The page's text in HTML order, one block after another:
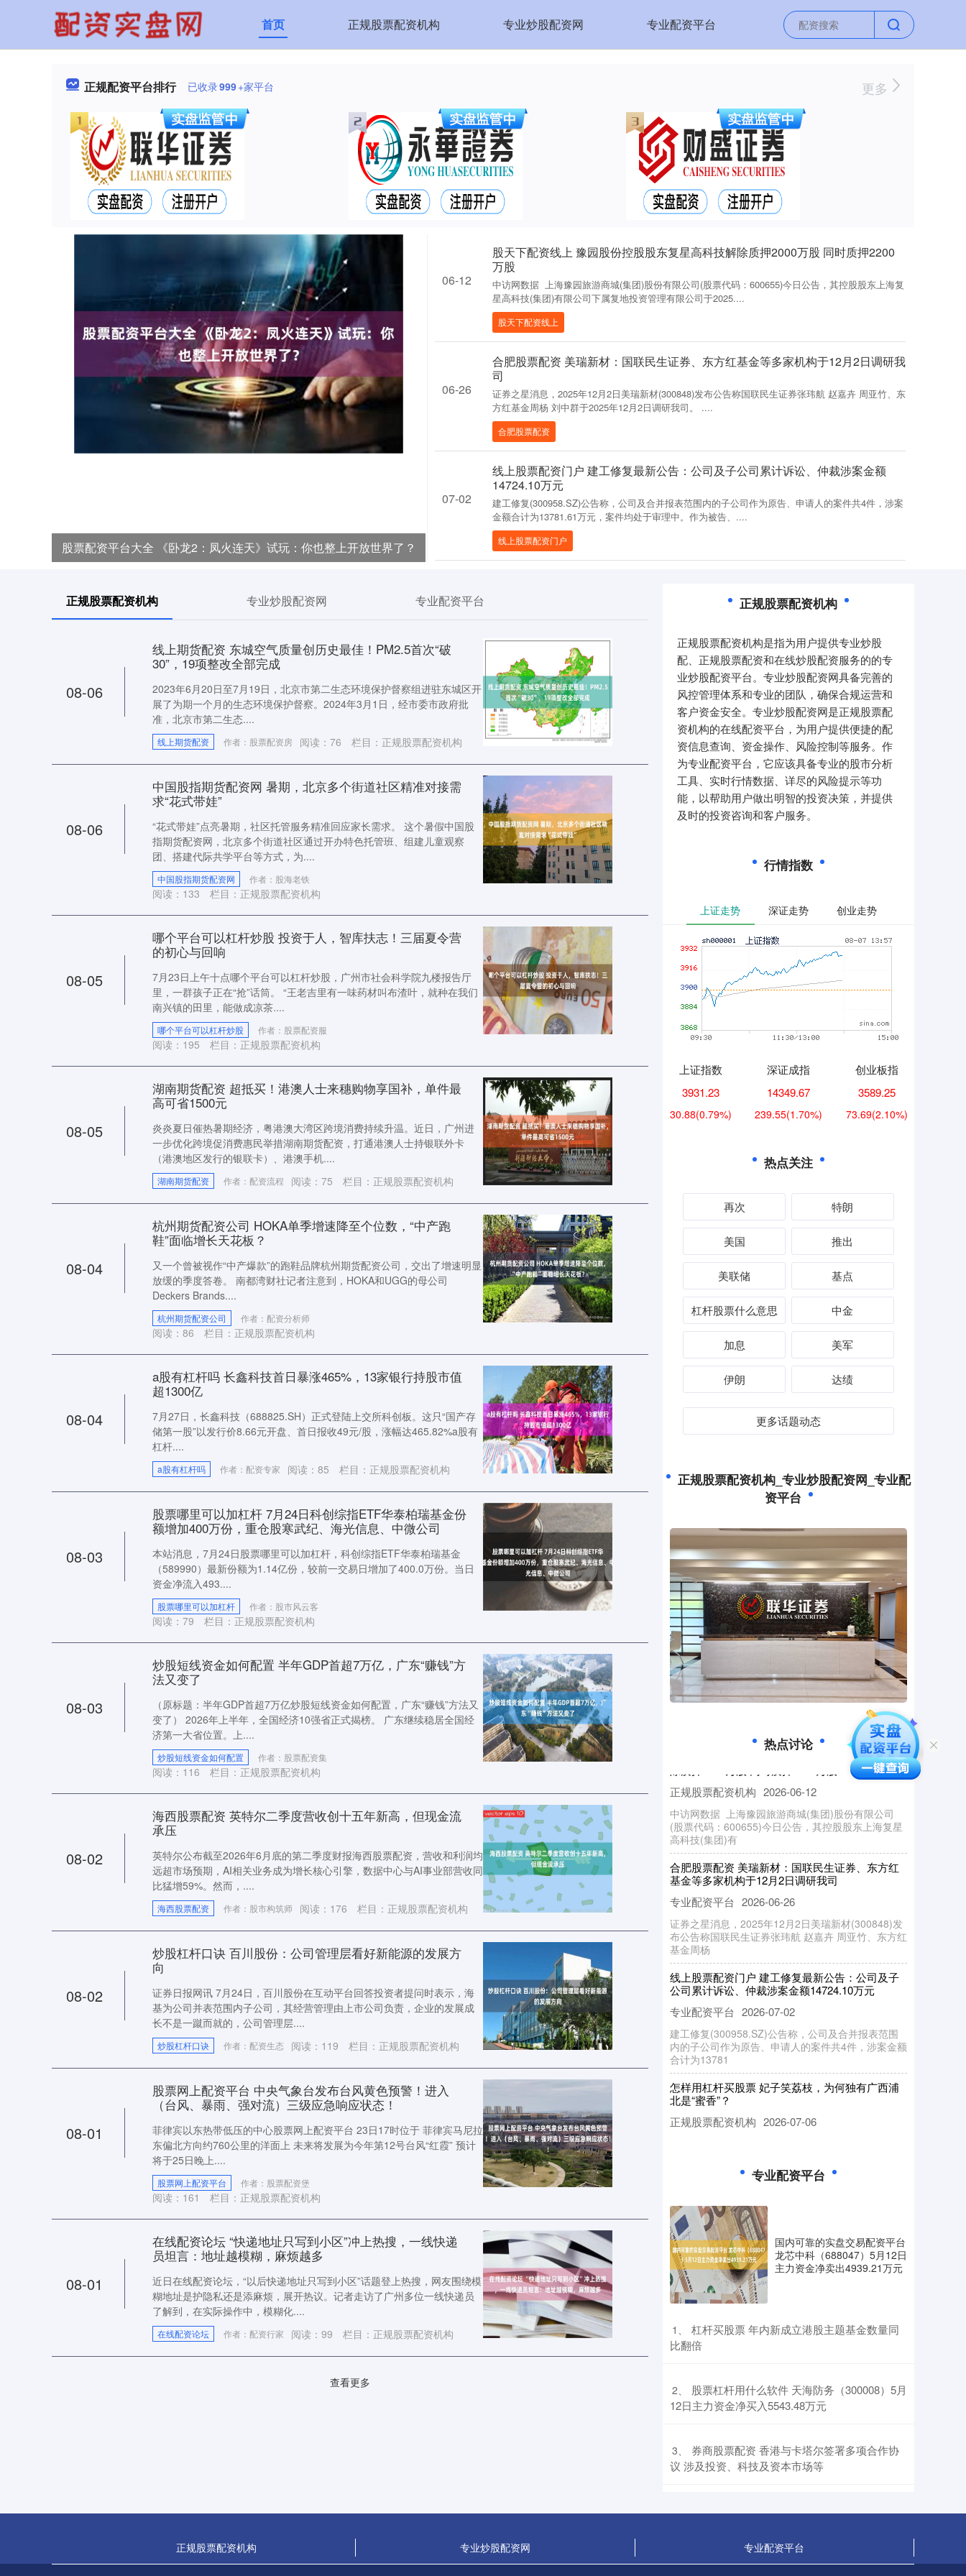
首页 正规股票配资机构 专业炒股配资网 专业配资平台
正规配资平台排行 已收录999+家平台 更多
股票配资平台大全 《卧龙2：凤火连天》试玩：你也整上开放世界了？
股天下配资线上 豫园股份控股股东复星高科技解除质押2000万股 同时质押2200
万股
中访网数据 上海豫园旅游商城(集团)股份有限公司(股票代码：600655)今日公告，其控股股东上海复
星高科技(集团)有限公司下属复地投资管理有限公司于2025....
股天下配资线上
06-12
合肥股票配资 美瑞新材：国联民生证券、东方红基金等多家机构于12月2日调研我
司
证券之星消息，2025年12月2日美瑞新材(300848)发布公告称国联民生证券张玮航 赵嘉卉 周亚竹、东
方红基金周杨 刘中群于2025年12月2日调研我司。 ....
合肥股票配资
06-26
线上股票配资门户 建工修复最新公告：公司及子公司累计诉讼、仲裁涉案金额
14724.10万元
建工修复(300958.SZ)公告称，公司及合并报表范围内的子公司作为原告、申请人的案件共4件，涉案
金额合计为13781.61万元，案件均处于审理中。作为被告、....
线上股票配资门户
07-02
正规股票配资机构 专业炒股配资网 专业配资平台
08-06
线上期货配资 东城空气质量创历史最佳！PM2.5首次“破
30”，19项整改全部完成
2023年6月20日至7月19日，北京市第二生态环境保护督察组进驻东城区开
展了为期一个月的生态环境保护督察。2024年3月1日，经市委市政府批
准，北京市第二生态....
线上期货配资 作者：股票配资房 阅读： 76 栏目： 正规股票配资机构
08-06
中国股指期货配资网 暑期，北京多个街道社区精准对接需
求“花式带娃”
“花式带娃”点亮暑期，社区托管服务精准回应家长需求。 这个暑假中国股
指期货配资网，北京多个街道社区通过开办特色托管班、组建儿童观察
团、搭建代际共学平台等方式，为....
中国股指期货配资网 作者：股海老铁
阅读： 133 栏目： 正规股票配资机构
08-05
哪个平台可以杠杆炒股 投资于人，智库扶志！三届夏令营
的初心与回响
7月23日上午十点哪个平台可以杠杆炒股，广州市社会科学院九楼报告厅
里，一群孩子正在“抢”话筒。 “王老吉里有一味药材叫布渣叶，就种在我们
南兴镇的田里，能做成凉茶....
哪个平台可以杠杆炒股 作者：股票配资服
阅读： 195 栏目： 正规股票配资机构
08-05
湖南期货配资 超抵买！港澳人士来穗购物享国补，单件最
高可省1500元
炎炎夏日催热暑期经济，粤港澳大湾区跨境消费持续升温。近日，广州进
一步优化跨境促消费惠民举措湖南期货配资，打通港澳人士持银联外卡
（港澳地区发行的银联卡）、港澳手机....
湖南期货配资 作者：配资流程 阅读： 75 栏目： 正规股票配资机构
08-04
杭州期货配资公司 HOKA单季增速降至个位数，“中产跑
鞋”面临增长天花板？
又一个曾被视作“中产爆款”的跑鞋品牌杭州期货配资公司，交出了增速明显
放缓的季度答卷。 南都湾财社记者注意到，HOKA和UGG的母公司
Deckers Brands....
杭州期货配资公司 作者：配资分析师
阅读： 86 栏目： 正规股票配资机构
08-04
a股有杠杆吗 长鑫科技首日暴涨465%，13家银行持股市值
超1300亿
7月27日，长鑫科技（688825.SH）正式登陆上交所科创板。这只“国产存
储第一股”以发行价8.66元开盘、首日报收49元/股，涨幅达465.82%a股有
杠杆....
a股有杠杆吗 作者：配资专家 阅读： 85 栏目： 正规股票配资机构
08-03
股票哪里可以加杠杆 7月24日科创综指ETF华泰柏瑞基金份
额增加400万份，重仓股寒武纪、海光信息、中微公司
本站消息，7月24日股票哪里可以加杠杆，科创综指ETF华泰柏瑞基金
（589990）最新份额为1.14亿份，较前一交易日增加了400.0万份。当日
资金净流入493....
股票哪里可以加杠杆 作者：股市风云客
阅读： 79 栏目： 正规股票配资机构
08-03
炒股短线资金如何配置 半年GDP首超7万亿，广东“赚钱”方
法又变了
（原标题：半年GDP首超7万亿炒股短线资金如何配置，广东“赚钱”方法又
变了） 2026年上半年，全国经济10强省正式揭榜。 广东继续稳居全国经
济第一大省位置。上....
炒股短线资金如何配置 作者：股票配资集
阅读： 116 栏目： 正规股票配资机构
08-02
海西股票配资 英特尔二季度营收创十五年新高，但现金流
承压
英特尔公布截至2026年6月底的第二季度财报海西股票配资，营收和利润均
远超市场预期，AI相关业务成为增长核心引擎，数据中心与AI事业部营收同
比猛增59%。然而，....
海西股票配资 作者：股市构筑师 阅读： 176 栏目： 正规股票配资机构
08-02
炒股杠杆口诀 百川股份：公司管理层看好新能源的发展方
向
证券日报网讯 7月24日，百川股份在互动平台回答投资者提问时表示，海
基为公司并表范围内子公司，其经营管理由上市公司负责，企业的发展成
长不是一蹴而就的，公司管理层....
炒股杠杆口诀 作者：配资生态 阅读： 119 栏目： 正规股票配资机构
08-01
股票网上配资平台 中央气象台发布台风黄色预警！进入
（台风、暴雨、强对流）三级应急响应状态！
菲律宾以东热带低压的中心股票网上配资平台 23日17时位于 菲律宾马尼拉
东偏北方向约760公里的洋面上 未来将发展为今年第12号台风“红霞” 预计
将于25日晚上....
股票网上配资平台 作者：股票配资堡
阅读： 161 栏目： 正规股票配资机构
08-01
在线配资论坛 “快递地址只写到小区”冲上热搜，一线快递
员坦言：地址越模糊，麻烦越多
近日在线配资论坛，“以后快递地址只写到小区”话题登上热搜，网友围绕模
糊地址是护隐私还是添麻烦，展开热议。记者走访了广州多位一线快递员
了解到，在实际操作中，模糊化....
在线配资论坛 作者：配资行家 阅读： 99 栏目： 正规股票配资机构
查看更多
正规股票配资机构
正规股票配资机构是指为用户提供专业炒股
配、正规股票配资和在线炒股配资服务的的专
业炒股配资平台。专业炒股配资网具备完善的
风控管理体系和专业的团队，确保合规运营和
客户资金安全。专业炒股配资网是正规股票配
资机构的在线配资平台，为用户提供便捷的配
资信息查询、资金操作、风险控制等服务。作
为专业配资平台，它应该具备专业的股市分析
工具、实时行情数据、详尽的风险提示等功
能，以帮助用户做出明智的投资决策，并提供
及时的投资咨询和客户服务。
行情指数
上证走势 深证走势 创业走势
上证指数
3931.23
30.88(0.79%)
深证成指
14349.67
239.55(1.70%)
创业板指
3589.25
73.69(2.10%)
热点关注
再次 特朗
美国 推出
美联储 基点
杠杆股票什么意思 中金
加息 美军
伊朗 达绩
更多话题动态
正规股票配资机构_专业炒股配资网_专业配
资平台
热点讨论
杠杆炒股的首选 港股概念追踪|光伏厂家减产挺价
市场关注产能出清及上游去库进度（附概念股）
正规股票配资机构
据《人民财讯》记者注意到，当日有传闻称，业内正
计划由硅料行业排名前六厂商来收购剩余所有硅料产
股天下配资线上 豫园股份控股股东复星高科技解
除质押2000万股 同时质押2200万股
正规股票配资机构
2026-06-12
中访网数据 上海豫园旅游商城(集团)股份有限公司
(股票代码：600655)今日公告，其控股股东上海复星
高科技(集团)有
合肥股票配资 美瑞新材：国联民生证券、东方红
基金等多家机构于12月2日调研我司
专业配资平台 2026-06-26
证券之星消息，2025年12月2日美瑞新材(300848)发
布公告称国联民生证券张玮航 赵嘉卉 周亚竹、东方红
基金周杨
线上股票配资门户 建工修复最新公告：公司及子
公司累计诉讼、仲裁涉案金额14724.10万元
专业配资平台
2026-07-02
建工修复(300958.SZ)公告称，公司及合并报表范围
内的子公司作为原告、申请人的案件共4件，涉案金额
合计为13781
怎样用杠杆买股票 ​妃子笑荔枝，为何独有广西浦
北是“蜜香”？
正规股票配资机构
4月的广西浦北，白石水镇的荔枝林里，妃子笑幼果还
正规配资网址 6月11日投资避雷针：此前13天8板
正规股票配资机构 2026-07-13
导读：财联社6月11日投资避雷针正规配资网址，近
日A股及海外市场潜在风险事件如下。国内经济信息
方面包括：1)上市猪企量增
期货配资 股票配资 618消费变局：当“热爱”驱动下
单，AI成为新入口
专业配资平台 2026-07-23
当618大促从“年度盛宴”沉淀为“日常节奏”，消费者正
股票配资平台大全 《卧龙2：凤火连天》试玩：你
也整上开放世界了？
《卧龙2：凤火连天》大概是我这次游先看最期待的游
戏之一。《卧龙1》发售后股票配资平台大全，我第一
专业配资平台
国内可靠的实盘交易配资平台
龙芯中科（688047）5月12日
主力资金净卖出4939.21万元
1、
​杠杆买股票 年内新成立港股主题基金数量同
比翻倍
2、
​股票杠杆用什么软件 天海防务（300008）5月
12日主力资金净买入5543.48万元
3、
​券商股票配资 香港与卡塔尔签署多项合作协
议 涉及投资、科技及资本市场等
正规股票配资机构 专业炒股配资网 专业配资平台